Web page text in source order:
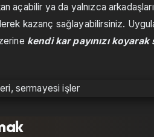
açabilir ya da yalnızca
kazanç sağlayabilirsiniz.
kendi kar payınızı